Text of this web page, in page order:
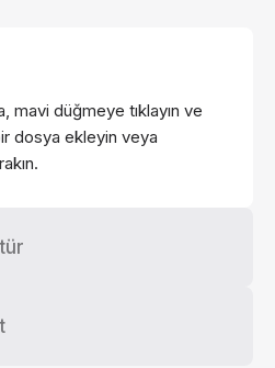
mavi düğmeye tıklayın ve
dosya ekleyin veya